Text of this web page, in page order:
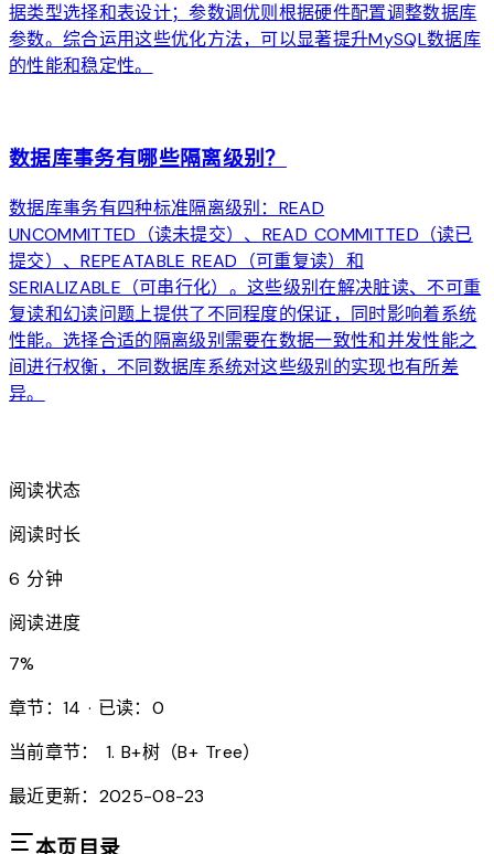
据类型选择和表设计；参数调优则根据硬件配置调整数据库
参数。综合运用这些优化方法，可以显著提升MySQL数据库
的性能和稳定性。
数据库事务有哪些隔离级别？
数据库事务有四种标准隔离级别：READ
UNCOMMITTED（读未提交）、READ COMMITTED（读已
提交）、REPEATABLE READ（可重复读）和
SERIALIZABLE（可串行化）。这些级别在解决脏读、不可重
复读和幻读问题上提供了不同程度的保证，同时影响着系统
性能。选择合适的隔离级别需要在数据一致性和并发性能之
间进行权衡，不同数据库系统对这些级别的实现也有所差
异。
阅读状态
阅读时长
6 分钟
阅读进度
7%
章节：14 · 已读：0
当前章节：
1. B+树（B+ Tree）
最近更新：2025-08-23
本页目录